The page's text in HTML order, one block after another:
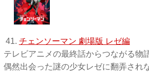
41. チェンソーマン 劇場版 レゼ編
テレビアニメの最終話からつながる物
偶然出会った謎の少女レゼに翻弄され